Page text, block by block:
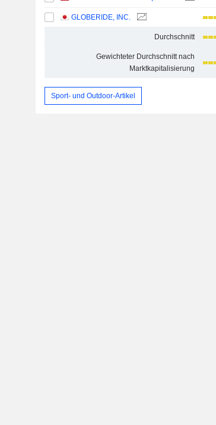
GLOBERIDE, INC.
Durchschnitt
Gewichteter Durchschnitt nach
Marktkapitalisierung
Sport- und Outdoor-Artikel